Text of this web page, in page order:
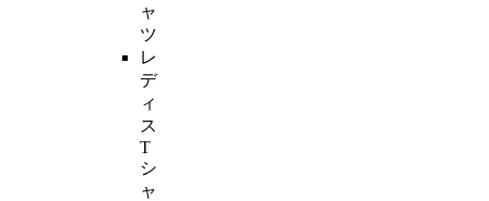
ャ
ツ
レ
デ
ィ
ス
T
シ
ャ